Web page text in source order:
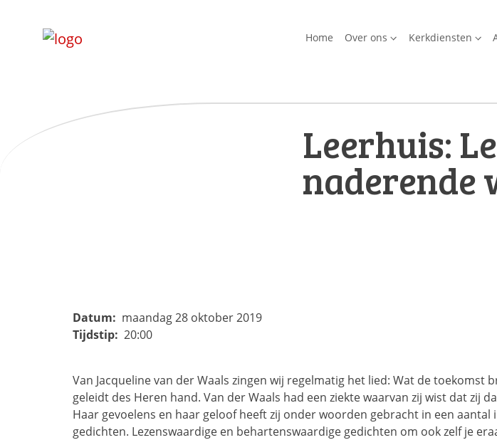
Home Over ons Kerkdiensten
Leerhuis:
naderende
Datum: maandag 28 oktober 2019
Tijdstip: 20:00
Van Jacqueline van der Waals zingen wij regelmatig het lied: Wat de toekomst
geleidt des Heren hand. Van der Waals had een ziekte waarvan zij wist dat zij
Haar gevoelens en haar geloof heeft zij onder woorden gebracht in een aantal
gedichten. Lezenswaardige en behartenswaardige gedichten om ook zelf je